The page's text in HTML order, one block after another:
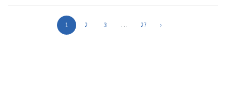
1 2 3 … 27 ›